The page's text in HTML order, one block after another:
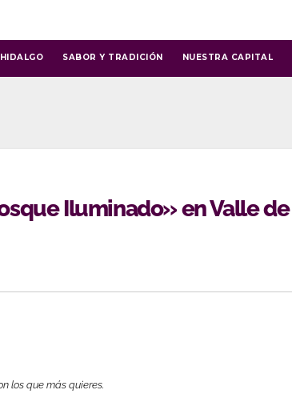
SABOR Y TRADICIÓN NUESTRA CAPITAL
Iluminado» en Valle de
los que más quieres.